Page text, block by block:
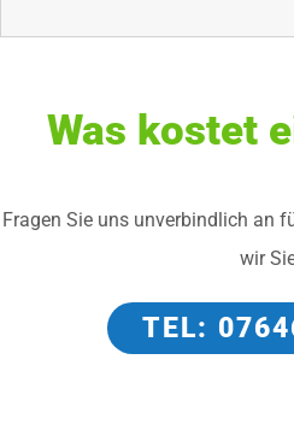
Was kostet
Fragen Sie uns unverbindlich an
wir
TEL: